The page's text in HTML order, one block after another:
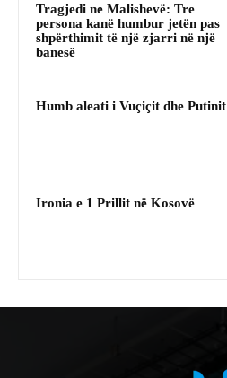
Tragjedi ne Malishevë: Tre
persona kanë humbur jetën pas
shpërthimit të një zjarri në një
banesë
Humb aleati i Vuçiçit dhe Putinit
Ironia e 1 Prillit në Kosovë